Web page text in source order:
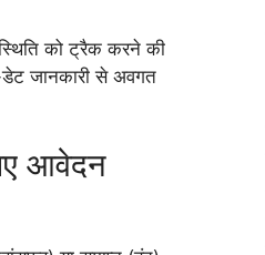
को ट्रैक करने की
जानकारी से अवगत
आवेदन